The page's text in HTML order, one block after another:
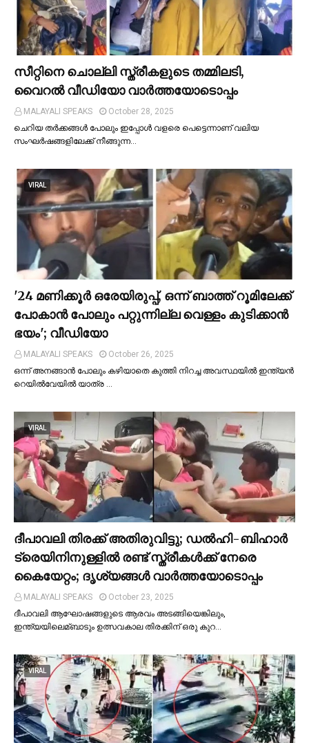
സീറ്റിനെ ചൊല്ലി സ്ത്രീകളുടെ തമ്മിലടി,
വൈറല്‍ വീഡിയോ വാർത്തയോടൊപ്പം
MALAYALI SPEAKS
October 28, 2025
ചെറിയ തര്‍ക്കങ്ങള്‍ പോലും ഇപ്പോള്‍ വളരെ പെട്ടെന്നാണ് വലിയ
സംഘര്‍ഷങ്ങളിലേക്ക് നീങ്ങുന്ന…
VIRAL
'24 മണിക്കൂര്‍ ഒരേയിരുപ്പ്, ഒന്ന് ബാത്ത് റൂമിലേക്ക്
പോകാന്‍ പോലും പറ്റുന്നില്ല വെള്ളം കുടിക്കാന്‍
ഭയം'; വീഡിയോ
MALAYALI SPEAKS
October 26, 2025
ഒന്ന് അനങ്ങാന്‍ പോലും കഴിയാതെ കുത്തി നിറച്ച അവസ്ഥയില്‍ ഇന്ത്യന്‍
റെയില്‍വേയില്‍ യാത്ര …
VIRAL
ദീപാവലി തിരക്ക് അതിരുവിട്ടു; ഡല്‍ഹി-ബിഹാര്‍
ട്രെയിനിനുള്ളില്‍ രണ്ട് സ്ത്രീകള്‍ക്ക് നേരെ
കൈയേറ്റം; ദൃശ്യങ്ങള്‍ വാർത്തയോടൊപ്പം
MALAYALI SPEAKS
October 23, 2025
ദീപാവലി ആഘോഷങ്ങളുടെ ആരവം അടങ്ങിയെങ്കിലും,
ഇന്ത്യയിലെമ്ബാടും ഉത്സവകാല തിരക്കിന് ഒരു കുറ…
VIRAL